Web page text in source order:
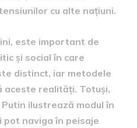
cu alte națiuni.
este important de
și social în care
distinct, iar metodele
aceste realități. Totuși,
ilustrează modul în
naviga în peisaje